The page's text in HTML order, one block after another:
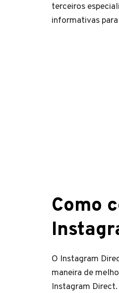
terceiros
informativas
Como
O Instagram
maneira de
Instagram